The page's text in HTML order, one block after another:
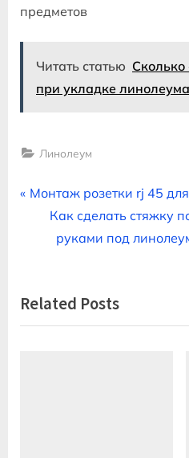
предметов
Читать статью Сколько
при укладке линолеума
Линолеум
Навигация
P
o
u
Монтаж розетки rj 45
N
P
o
Как сделать стяжку
руками под
Related Posts